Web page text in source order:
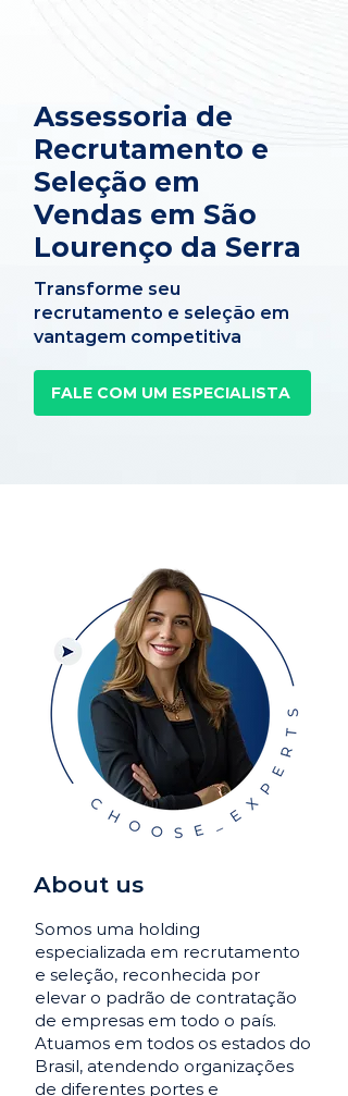
Assessoria de
Recrutamento e
Seleção em
Vendas em São
Lourenço da Serra
Transforme seu
recrutamento e seleção em
vantagem competitiva
FALE COM UM ESPECIALISTA
About us
Somos uma holding
especializada em recrutamento
e seleção, reconhecida por
elevar o padrão de contratação
de empresas em todo o país.
Atuamos em todos os estados do
Brasil, atendendo organizações
de diferentes portes e